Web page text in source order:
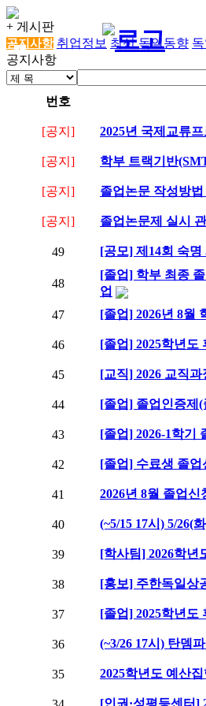
+ 게시판
공지사항 취업정보 최신 독일동향
공지사항
번호
[공지] 2025년 국제교류
[공지] 학부 트랙기반
[공지] 졸업논문 작성방
[공지] 졸업논문제 실시
49 [공모] 제14회 숙
48
[졸업] 학부 최종
업
47 [졸업] 2026년 8월
46 [졸업] 2025학년도
45 [교직] 2026 교직
44 [졸업] 졸업인증제
43 [졸업] 2026-1학기
42 [졸업] 수료생 졸업
41 2026년 8월 졸업
40 (~5/15 17시) 5/26(
39 [학사팀] 2026학년
38 [홍보] 주한독일상
37 [졸업] 2025학년도
36 (~3/26 17시) 탄뎀
35 2025학년도 예산
[인권·성평등센터]